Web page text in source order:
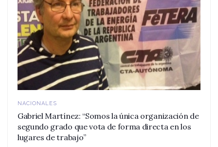
NACIONALES
Gabriel Martínez: “Somos la única organización de
segundo grado que vota de forma directa en los
lugares de trabajo”